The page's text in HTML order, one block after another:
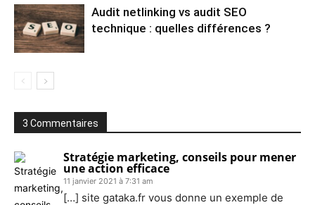
Audit netlinking vs audit SEO
technique : quelles différences ?
3 Commentaires
Stratégie marketing, conseils pour mener
une action efficace
11 janvier 2021 à 7:31 am
[…] site gataka.fr vous donne un exemple de